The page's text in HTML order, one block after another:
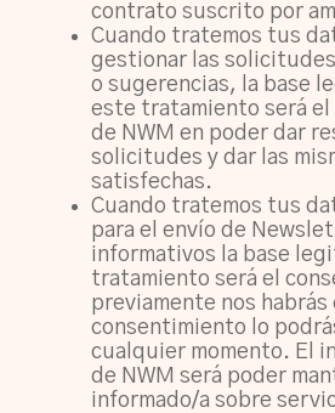
contrato suscrito por
Cuando tratemos tus
gestionar las
o sugerencias, la base
este tratamiento será
de NWM en poder dar
solicitudes y dar las
satisfechas.
Cuando tratemos tus
para el envío de
informativos la base
tratamiento será el
previamente nos
consentimiento lo
cualquier momento. El
de NWM será poder
informado/a sobre